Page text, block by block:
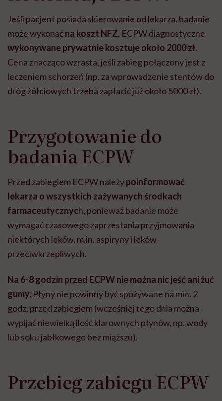
Jeśli pacjent posiada skierowanie od lekarza, badanie
może wykonaćna koszt NFZ. ECPW diagnostyczne
wykonywane prywatnie kosztuje około 2000 zł.
Cena znacząco wzrasta, jeśli zabieg połączony jest z
leczeniem schorzeń (np. za wprowadzenie stentów do
dróg żółciowych trzeba zapłacić już około 5000 zł).
Przygotowanie do
badania ECPW
Przed zabiegiem ECPW należypoinformować
lekarza o wszystkich zażywanych środkach
farmaceutycznych, ponieważ badanie może
wymagać czasowego zaprzestania przyjmowania
niektórych leków, m.in. aspiryny i leków
przeciwkrzepliwych.
Na 6-8 godzin przed ECPW nie można nic jeść ani żuć
gumy. Płyny nie powinny być spożywane na min. 2
godz. przed zabiegiem (wcześniej tego dnia można
wypijać niewielką ilość klarownych płynów, np. wody
lub soku jabłkowego bez miąższu).
Przebieg zabiegu ECPW